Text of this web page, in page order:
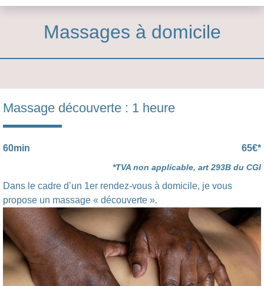
Massages à domicile
Massage découverte : 1 heure
60min 65€*
*TVA non applicable, art 293B du CGI
Dans le cadre d’un 1er rendez-vous à domicile, je vous
propose un massage « découverte ».